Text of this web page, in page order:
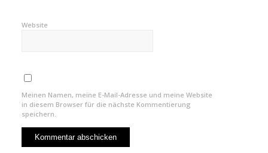
Website
Meinen Namen, meine E-Mail-Adresse und meine Website
in diesem Browser für die nächste Kommentierung
speichern.